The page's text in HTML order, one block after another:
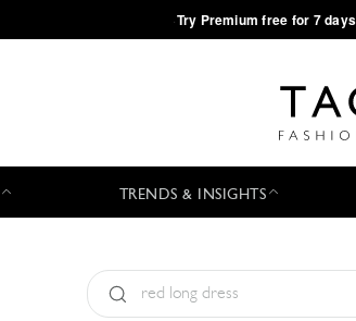
·Try Premium free for 7
TRENDS & INSIGHTS